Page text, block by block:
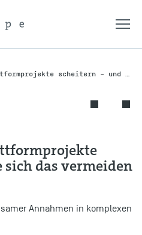
das vermeiden
Annahmen in komplexen